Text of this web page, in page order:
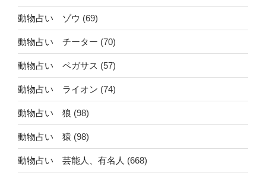
動物占い ゾウ (69)
動物占い チーター (70)
動物占い ペガサス (57)
動物占い ライオン (74)
動物占い 狼 (98)
動物占い 猿 (98)
動物占い 芸能人、有名人 (668)